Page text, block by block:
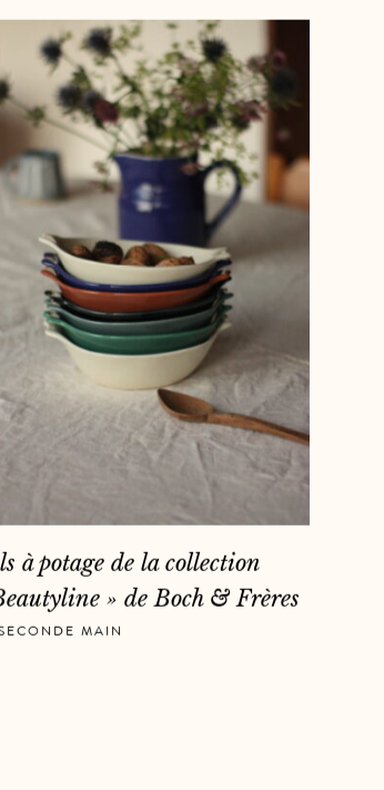
à potage de la collection
» de Boch & Frères
MAIN